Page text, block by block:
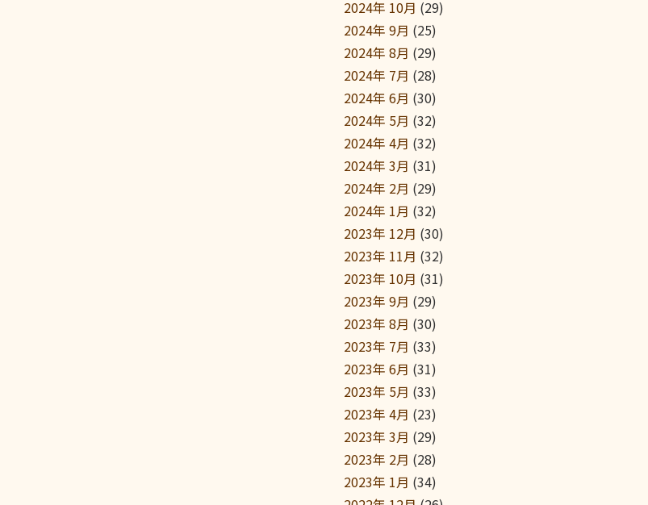
2024年 10月 (29)
2024年 9月 (25)
2024年 8月 (29)
2024年 7月 (28)
2024年 6月 (30)
2024年 5月 (32)
2024年 4月 (32)
2024年 3月 (31)
2024年 2月 (29)
2024年 1月 (32)
2023年 12月 (30)
2023年 11月 (32)
2023年 10月 (31)
2023年 9月 (29)
2023年 8月 (30)
2023年 7月 (33)
2023年 6月 (31)
2023年 5月 (33)
2023年 4月 (23)
2023年 3月 (29)
2023年 2月 (28)
2023年 1月 (34)